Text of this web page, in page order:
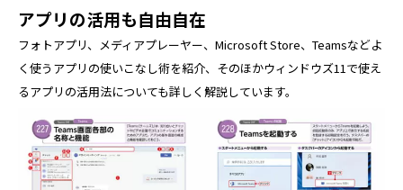
アプリの活用も自由自在
フォトアプリ、メディアプレーヤー、Microsoft Store、Teamsなどよ
く使うアプリの使いこなし術を紹介、そのほかウィンドウズ11で使え
るアプリの活用法についても詳しく解説しています。